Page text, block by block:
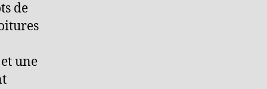
de
une